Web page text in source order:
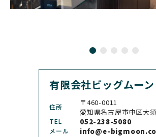
CHANEL
シャネル ショ
CHRISTOPHER WARD
クリストファー・ウォー
有限会社ビッグムーン
住所
〒460-0011
愛知県名古屋市中区大
TEL 052-238-5080
メール info@e-